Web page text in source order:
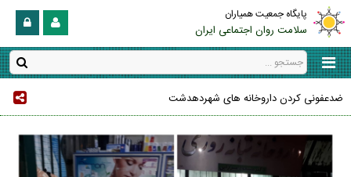
پایگاه جمعیت همیاران
سلامت روان اجتماعی ایران
ضدعفونی کردن داروخانه های شهردهدشت